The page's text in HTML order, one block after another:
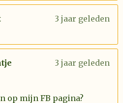
3 jaar geleden
3 jaar geleden
op mijn FB pagina?